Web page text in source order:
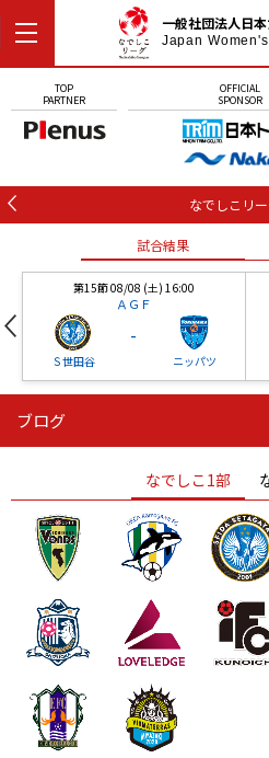
一般社団法人日
Japan
TOP
PARTNER
OFFICIAL
SPONSOR
なでしこリ
試合結果
第15節 08/08 (土) 16:00
ＡＧＦ
Ｓ世田谷
-
ニッパツ
ニッパツ
ニッパツ 名古屋
ブログ
なでしこ1部